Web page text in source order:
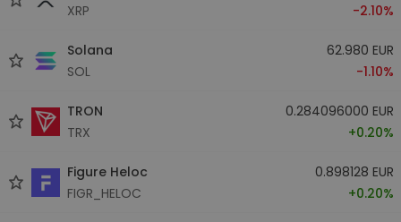
XRP
-2.10%
Solana
SOL
62.980 EUR
-1.10%
TRON
TRX
0.284096000 EUR
+0.20%
Figure Heloc
FIGR_HELOC
0.898128 EUR
+0.20%